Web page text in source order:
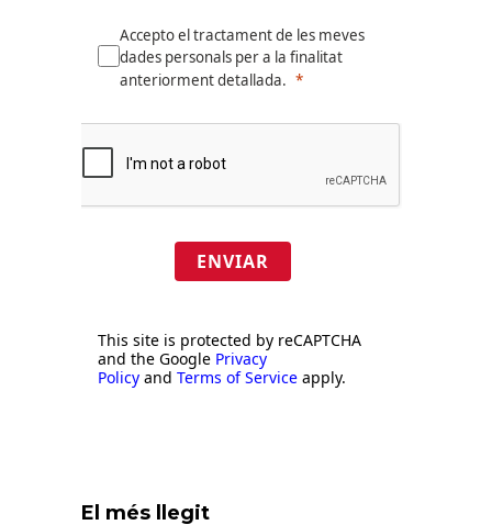
Accepto el tractament de les meves
dades personals per a la finalitat
anteriorment detallada.
ENVIAR
This site is protected by reCAPTCHA
and the Google Privacy
Policy and Terms of Service apply.
El més llegit